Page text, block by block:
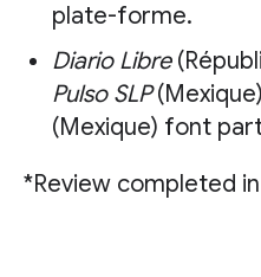
plate-forme.
Diario Libre
Pulso SLP
(Mexique) font
*Review completed